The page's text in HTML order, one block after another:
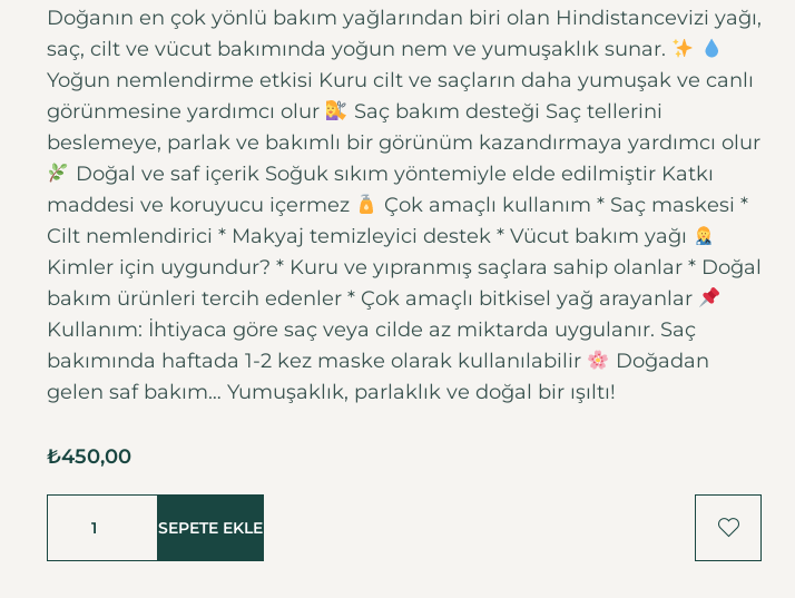
Doğanın en çok yönlü bakım yağlarından biri olan Hindistancevizi yağı,
saç, cilt ve vücut bakımında yoğun nem ve yumuşaklık sunar.
Yoğun nemlendirme etkisi Kuru cilt ve saçların daha yumuşak ve canlı
görünmesine yardımcı olur
Saç bakım desteği Saç tellerini
beslemeye, parlak ve bakımlı bir görünüm kazandırmaya yardımcı olur
Doğal ve saf içerik Soğuk sıkım yöntemiyle elde edilmiştir Katkı
maddesi ve koruyucu içermez
Çok amaçlı kullanım * Saç maskesi *
Cilt nemlendirici * Makyaj temizleyici destek * Vücut bakım yağı
Kimler için uygundur? * Kuru ve yıpranmış saçlara sahip olanlar * Doğal
bakım ürünleri tercih edenler * Çok amaçlı bitkisel yağ arayanlar
Kullanım: İhtiyaca göre saç veya cilde az miktarda uygulanır. Saç
bakımında haftada 1-2 kez maske olarak kullanılabilir
Doğadan
gelen saf bakım… Yumuşaklık, parlaklık ve doğal bir ışıltı!
₺450,00
SEPETE EKLE